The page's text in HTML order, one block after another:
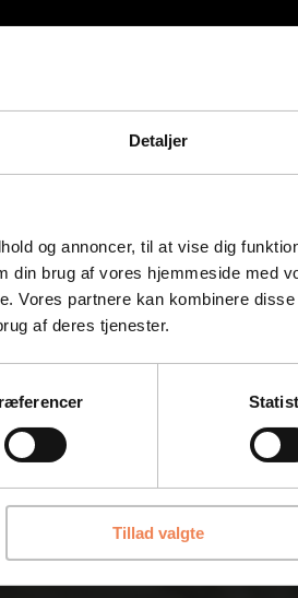
Detaljer
og annoncer, til at vise dig
din brug af vores hjemmeside med
Vores partnere kan kombinere
af deres tjenester.
Tillad valgte